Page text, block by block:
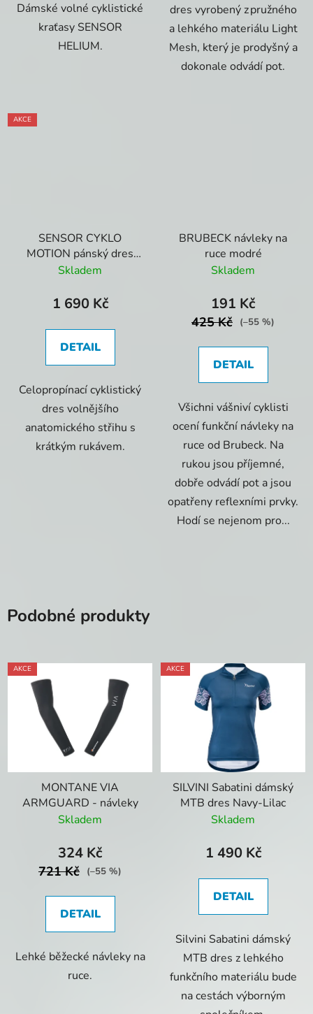
Dámské volné cyklistické
kraťasy SENSOR
HELIUM.
dres vyrobený z pružného
a lehkého materiálu Light
Mesh, který je prodyšný a
dokonale odvádí pot.
AKCE
SENSOR CYKLO
MOTION pánský dres
celozip modrá/žlutá
Skladem
1 690 Kč
DETAIL
Celopropínací cyklistický
dres volnějšího
anatomického střihu s
krátkým rukávem.
BRUBECK návleky na
ruce modré
Skladem
191 Kč
425 Kč (–55 %)
DETAIL
Všichni vášniví cyklisti
ocení funkční návleky na
ruce od Brubeck. Na
rukou jsou příjemné,
dobře odvádí pot a jsou
opatřeny reflexními prvky.
Hodí se nejenom pro...
Podobné produkty
AKCE
MONTANE VIA
ARMGUARD - návleky
Skladem
324 Kč
721 Kč (–55 %)
DETAIL
Lehké běžecké návleky na
ruce.
AKCE
SILVINI Sabatini dámský
MTB dres Navy-Lilac
Skladem
1 490 Kč
DETAIL
Silvini Sabatini dámský
MTB dres z lehkého
funkčního materiálu bude
na cestách výborným